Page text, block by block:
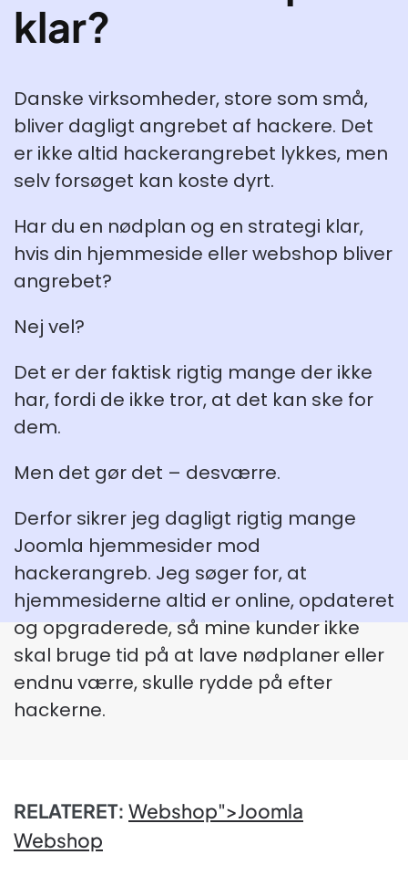
klar?
Danske virksomheder, store som små,
bliver dagligt angrebet af hackere. Det
er ikke altid hackerangrebet lykkes, men
selv forsøget kan koste dyrt.
Har du en nødplan og en strategi klar,
hvis din hjemmeside eller webshop bliver
angrebet?
Nej vel?
Det er der faktisk rigtig mange der ikke
har, fordi de ikke tror, at det kan ske for
dem.
Men det gør det – desværre.
Derfor sikrer jeg dagligt rigtig mange
Joomla hjemmesider mod
hackerangreb. Jeg søger for, at
hjemmesiderne altid er online, opdateret
og opgraderede, så mine kunder ikke
skal bruge tid på at lave nødplaner eller
endnu værre, skulle rydde på efter
hackerne.
RELATERET: Webshop">Joomla
Webshop